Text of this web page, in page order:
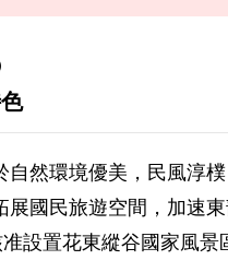
然環境優美，民風淳
展國民旅遊空間，加速
設置花東縱谷國家風